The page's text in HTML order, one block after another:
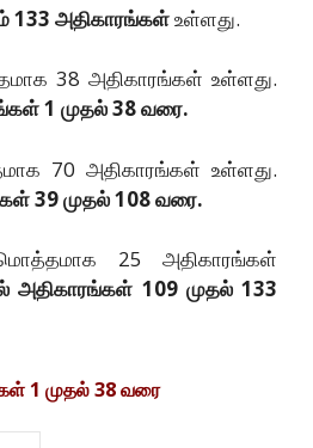
133 அதிகாரங்கள்உள்ளது.
38 அதிகாரங்கள் உள்ளது.
1 முதல்38வரை.
70 அதிகாரங்கள் உள்ளது.
39முதல்108வரை.
25 அதிகாரங்கள்
அதிகாரங்கள் 109 முதல்133
1 முதல்38வரை